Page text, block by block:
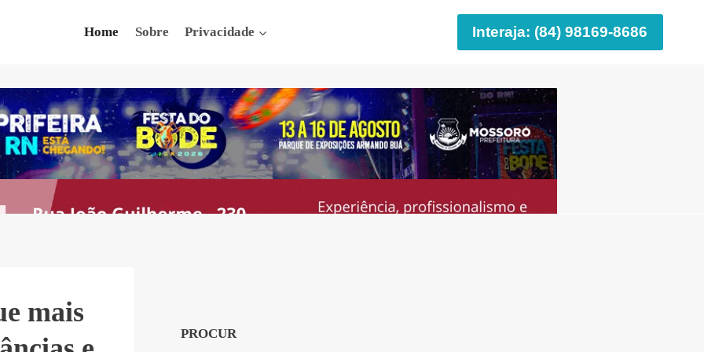
Home Sobre Privacidade Interaja: (84) 98169-8686
mais
PROCUR